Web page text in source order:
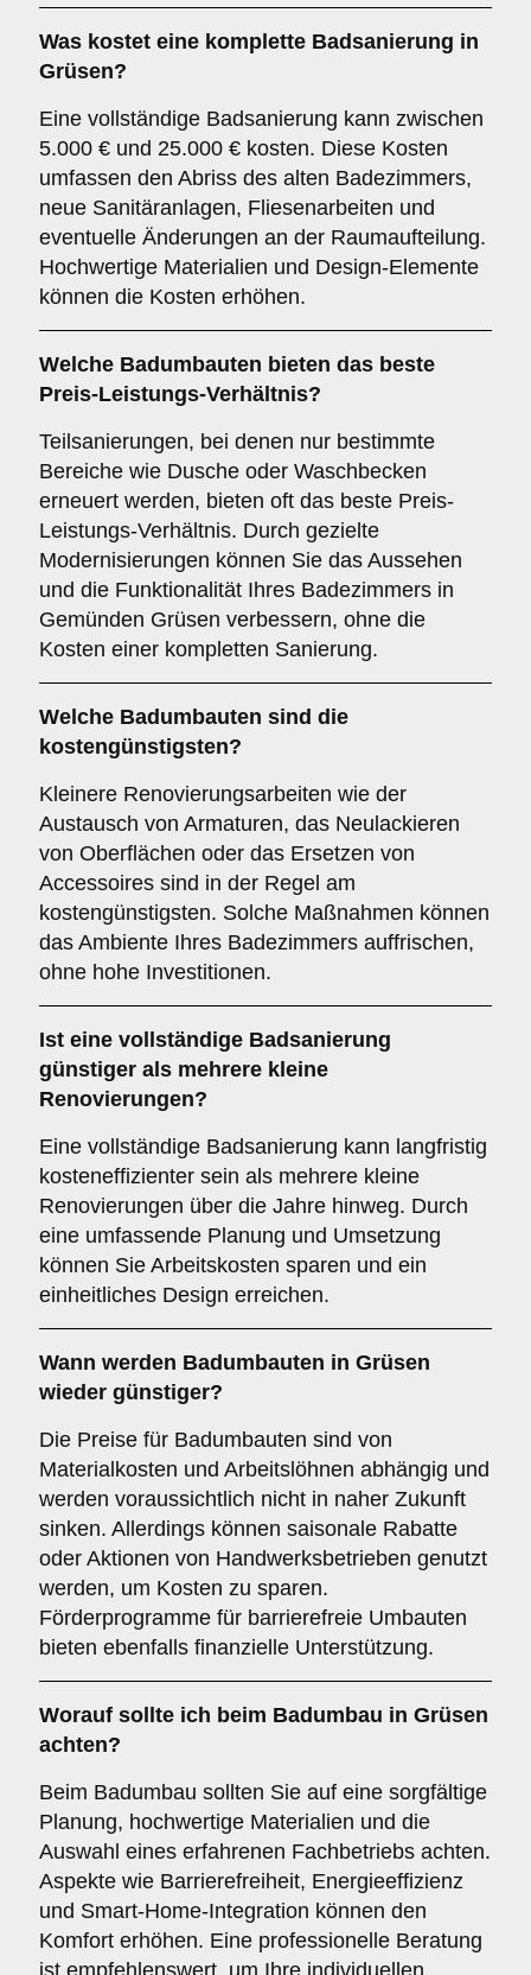
Was kostet eine komplette Badsanierung in
Grüsen?
Eine vollständige Badsanierung kann zwischen
5.000 € und 25.000 € kosten. Diese Kosten
umfassen den Abriss des alten Badezimmers,
neue Sanitäranlagen, Fliesenarbeiten und
eventuelle Änderungen an der Raumaufteilung.
Hochwertige Materialien und Design-Elemente
können die Kosten erhöhen.
Welche Badumbauten bieten das beste
Preis-Leistungs-Verhältnis?
Teilsanierungen, bei denen nur bestimmte
Bereiche wie Dusche oder Waschbecken
erneuert werden, bieten oft das beste Preis-
Leistungs-Verhältnis. Durch gezielte
Modernisierungen können Sie das Aussehen
und die Funktionalität Ihres Badezimmers in
Gemünden Grüsen verbessern, ohne die
Kosten einer kompletten Sanierung.
Welche Badumbauten sind die
kostengünstigsten?
Kleinere Renovierungsarbeiten wie der
Austausch von Armaturen, das Neulackieren
von Oberflächen oder das Ersetzen von
Accessoires sind in der Regel am
kostengünstigsten. Solche Maßnahmen können
das Ambiente Ihres Badezimmers auffrischen,
ohne hohe Investitionen.
Ist eine vollständige Badsanierung
günstiger als mehrere kleine
Renovierungen?
Eine vollständige Badsanierung kann langfristig
kosteneffizienter sein als mehrere kleine
Renovierungen über die Jahre hinweg. Durch
eine umfassende Planung und Umsetzung
können Sie Arbeitskosten sparen und ein
einheitliches Design erreichen.
Wann werden Badumbauten in Grüsen
wieder günstiger?
Die Preise für Badumbauten sind von
Materialkosten und Arbeitslöhnen abhängig und
werden voraussichtlich nicht in naher Zukunft
sinken. Allerdings können saisonale Rabatte
oder Aktionen von Handwerksbetrieben genutzt
werden, um Kosten zu sparen.
Förderprogramme für barrierefreie Umbauten
bieten ebenfalls finanzielle Unterstützung.
Worauf sollte ich beim Badumbau in Grüsen
achten?
Beim Badumbau sollten Sie auf eine sorgfältige
Planung, hochwertige Materialien und die
Auswahl eines erfahrenen Fachbetriebs achten.
Aspekte wie Barrierefreiheit, Energieeffizienz
und Smart-Home-Integration können den
Komfort erhöhen. Eine professionelle Beratung
ist empfehlenswert, um Ihre individuellen